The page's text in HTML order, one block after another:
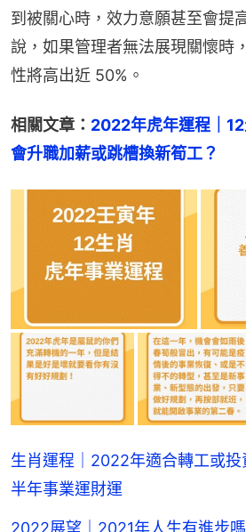
到被關心時，效力意願甚至會提
說，如果管理者無法展現關懷時
性將高出近 50%。
相關文章： 2022年虎年運程｜
會升職加薪或跳槽換新筍工？
生肖運程｜2022年適合轉工或投
半年事業運財運
2022展望｜2021年人生有進步